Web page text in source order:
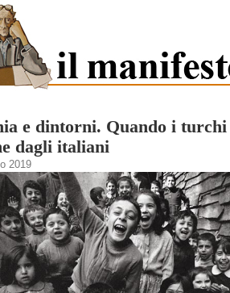
e dintorni. Quando i turchi
dagli italiani
2019